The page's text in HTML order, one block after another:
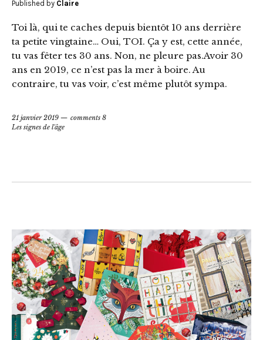
Published by Claire
Toi là, qui te caches depuis bientôt 10 ans derrière
ta petite vingtaine… Oui, TOI. Ça y est, cette année,
tu vas fêter tes 30 ans. Non, ne pleure pas.Avoir 30
ans en 2019, ce n’est pas la mer à boire. Au
contraire, tu vas voir, c’est même plutôt sympa.
21 janvier 2019
comments 8
Les signes de l'âge